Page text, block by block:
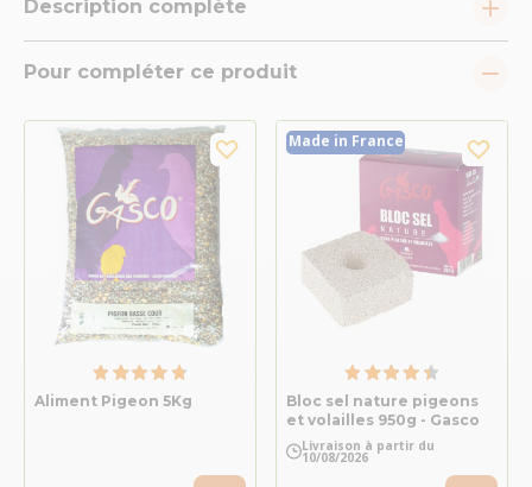
Description complète
Pour compléter ce produit
Aliment Pigeon 5Kg
Made in France
Bloc sel nature pigeons
et volailles 950g - Gasco
Livraison à partir du
10/08/2026